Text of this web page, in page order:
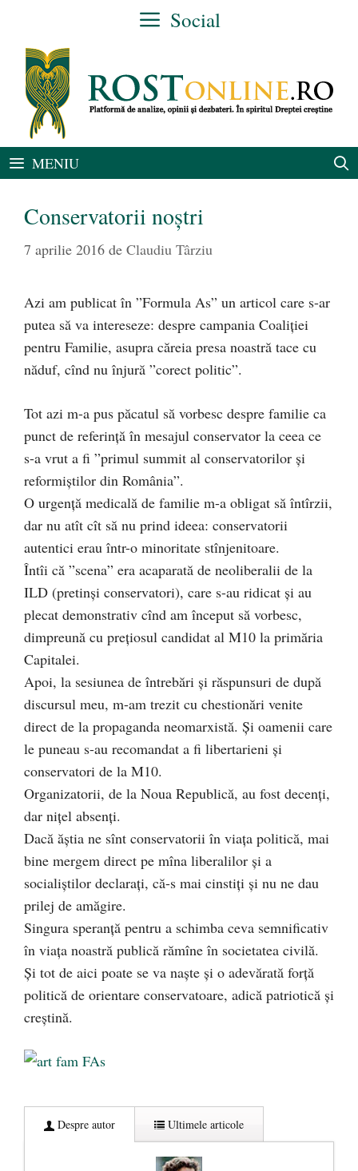
conținut
Social
MENIU
Conservatorii noștri
7 aprilie 2016 de Claudiu Târziu
Azi am publicat în ”Formula As” un articol care s-ar
putea să va intereseze: despre campania Coaliției
pentru Familie, asupra căreia presa noastră tace cu
năduf, cînd nu înjură ”corect politic”.
Tot azi m-a pus păcatul să vorbesc despre familie ca
punct de referință în mesajul conservator la ceea ce
s-a vrut a fi ”primul summit al conservatorilor și
reformiștilor din România”.
O urgență medicală de familie m-a obligat să întîrzii,
dar nu atît cît să nu prind ideea: conservatorii
autentici erau într-o minoritate stînjenitoare.
Întîi că ”scena” era acaparată de neoliberalii de la
ILD (pretinși conservatori), care s-au ridicat și au
plecat demonstrativ cînd am început să vorbesc,
dimpreună cu prețiosul candidat al M10 la primăria
Capitalei.
Apoi, la sesiunea de întrebări și răspunsuri de după
discursul meu, m-am trezit cu chestionări venite
direct de la propaganda neomarxistă. Și oamenii care
le puneau s-au recomandat a fi libertarieni și
conservatori de la M10.
Organizatorii, de la Noua Republică, au fost decenți,
dar nițel absenți.
Dacă ăștia ne sînt conservatorii în viața politică, mai
bine mergem direct pe mîna liberalilor și a
socialiștilor declarați, că-s mai cinstiți și nu ne dau
prilej de amăgire.
Singura speranță pentru a schimba ceva semnificativ
în viața noastră publică rămîne în societatea civilă.
Și tot de aici poate se va naște și o adevărată forță
politică de orientare conservatoare, adică patriotică și
creștină.
Despre autor Ultimele articole